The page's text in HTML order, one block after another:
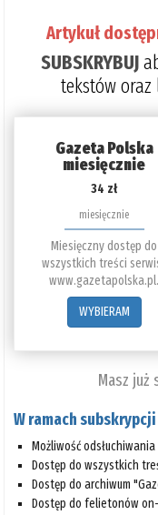
Artykuł
SUBSKRYBUJ
tekstów
Gazeta Polska
miesięcznie
34 zł
miesięcznie
Miesięczny dostęp do
wszystkich treści
www.gazetapolska.pl.
WYBIERAM
Masz już
W ramach
Możliwość
Dostęp do wszystkich
Dostęp do archiwum
Dostęp do felietonów